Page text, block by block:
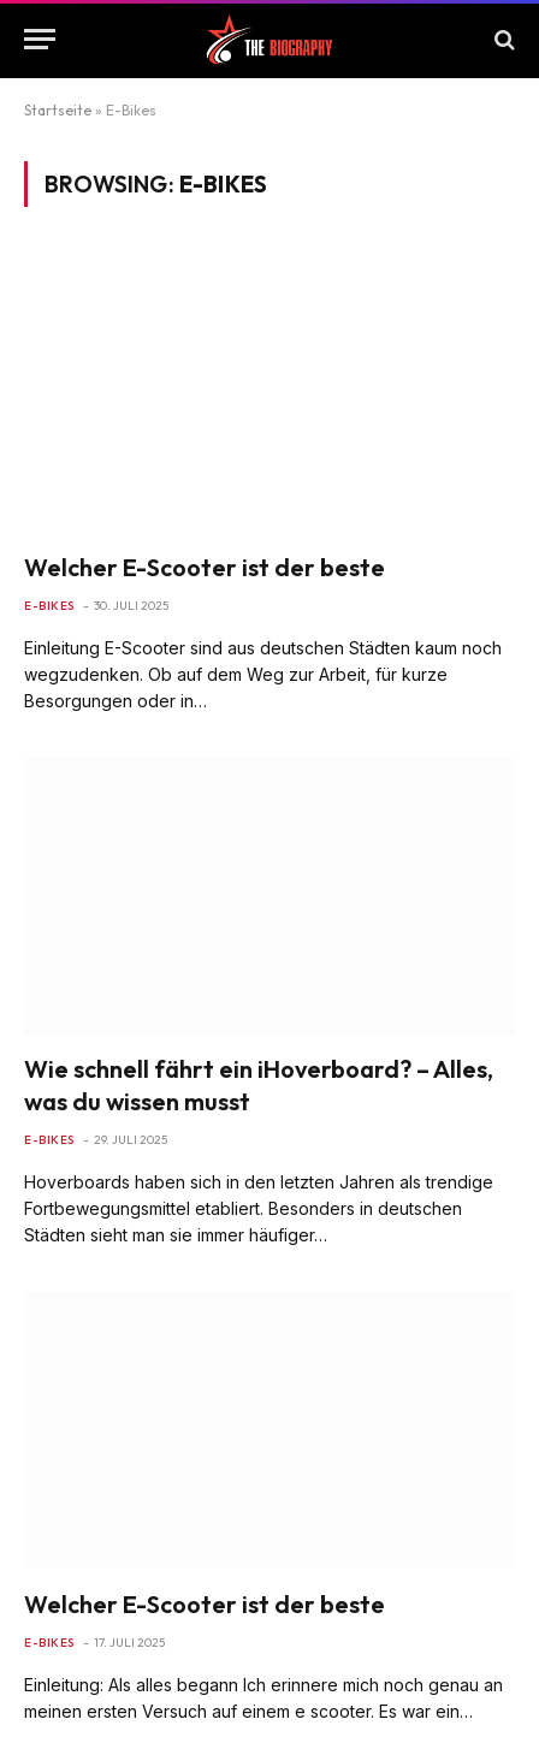
Startseite » E-Bikes
BROWSING: E-BIKES
Welcher E-Scooter ist der beste
E-BIKES 30. JULI 2025
Einleitung E-Scooter sind aus deutschen Städten kaum noch
wegzudenken. Ob auf dem Weg zur Arbeit, für kurze
Besorgungen oder in…
Wie schnell fährt ein iHoverboard? – Alles,
was du wissen musst
E-BIKES 29. JULI 2025
Hoverboards haben sich in den letzten Jahren als trendige
Fortbewegungsmittel etabliert. Besonders in deutschen
Städten sieht man sie immer häufiger…
Welcher E-Scooter ist der beste
E-BIKES 17. JULI 2025
Einleitung: Als alles begann Ich erinnere mich noch genau an
meinen ersten Versuch auf einem e scooter. Es war ein…